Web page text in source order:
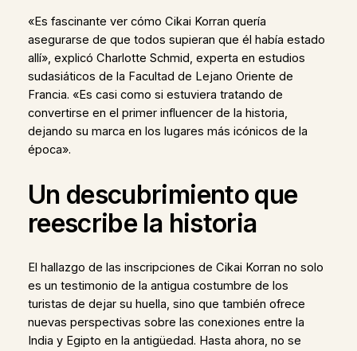
«Es fascinante ver cómo Cikai Korran quería
asegurarse de que todos supieran que él había estado
allí», explicó Charlotte Schmid, experta en estudios
sudasiáticos de la Facultad de Lejano Oriente de
Francia. «Es casi como si estuviera tratando de
convertirse en el primer influencer de la historia,
dejando su marca en los lugares más icónicos de la
época».
Un descubrimiento que
reescribe la historia
El hallazgo de las inscripciones de Cikai Korran no solo
es un testimonio de la antigua costumbre de los
turistas de dejar su huella, sino que también ofrece
nuevas perspectivas sobre las conexiones entre la
India y Egipto en la antigüedad. Hasta ahora, no se